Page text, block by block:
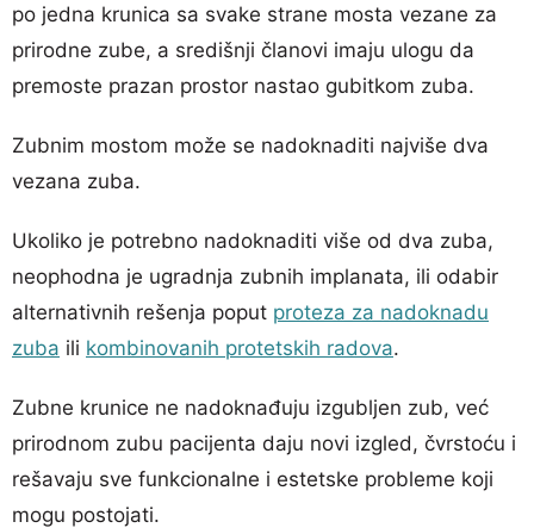
po jedna krunica sa svake strane mosta vezane za
prirodne zube, a središnji članovi imaju ulogu da
premoste prazan prostor nastao gubitkom zuba.
Zubnim mostom može se nadoknaditi najviše dva
vezana zuba.
Ukoliko je potrebno nadoknaditi više od dva zuba,
neophodna je ugradnja zubnih implanata, ili odabir
alternativnih rešenja poput proteza za nadoknadu
zuba ili kombinovanih protetskih radova.
Zubne krunice ne nadoknađuju izgubljen zub, već
prirodnom zubu pacijenta daju novi izgled, čvrstoću i
rešavaju sve funkcionalne i estetske probleme koji
mogu postojati.